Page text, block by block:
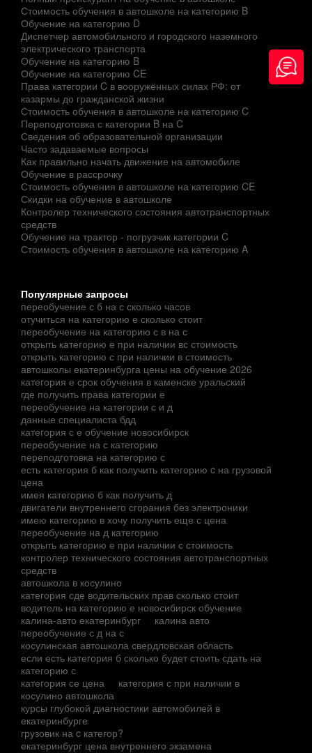
Стоимость обучения в автошколе на категорию B
Обучение на категорию D
Диспетчер автомобильного и городского наземного
электрического транспорта
Обучение на категорию B
Обучение на категорию CE
Права категории C в вооружённых силах РФ: от
казармы до гражданской жизни
Стоимость обучения в автошколе на категорию C
Переподготовка с категории B на C
Сведения об образовательной организации
Часто задаваемые вопросы
Как правильно начать движение на автомобиле
Обучение в рассрочку
Стоимость обучения в автошколе на категорию CE
Скидки на обучение в автошколе
Контролер технического состояния автотранспортных
средств
Обучение на трактор - погрузчик категории C
Стоимость обучения в автошколе на категорию A
Популярные запросы
переобучение с б на с сколько часов
отучиться на категорию е сколько стоит
переобучение на категорию с в на с
открыть категорию е при наличии вс стоимость
открыть категорию с при наличии в стоимость
автошколы екатеринбурга цены на обучение 2026
категория е срок обучения в каменске уральский
где получить права категории е
переобучение на категории с и д
данные специалиста бдд
категория с е обучение новосибирск
переобучение на с категорию
переподготовка на категорию с
есть категория б как получить категорию c на грузовой
цена
имея категорию б как получить д
двигатели внутреннего сгорания без электроники
имею категорию в хочу получить еще с цена
переобучение на д категорию
открыть категорию е при наличии с стоимость
контролер технического состояния автотранспортных
средств
автошкола в косулино
категория сде водительских прав сколько стоит
водитель на категорию е новосибирск обучение
калина-авто екатеринбург
калина авто
переобучение с д на с
косулинская автошкола свердловская область
если есть категория б сколько будет стоить сдать на
категорию с
категория се цена
категория с при наличии в
косулино автошкола
курсы глубокой диагностики автомобилей в
екатеринбурге
грузовик на c категор?
екатеринбург цена внутреннего экзамена